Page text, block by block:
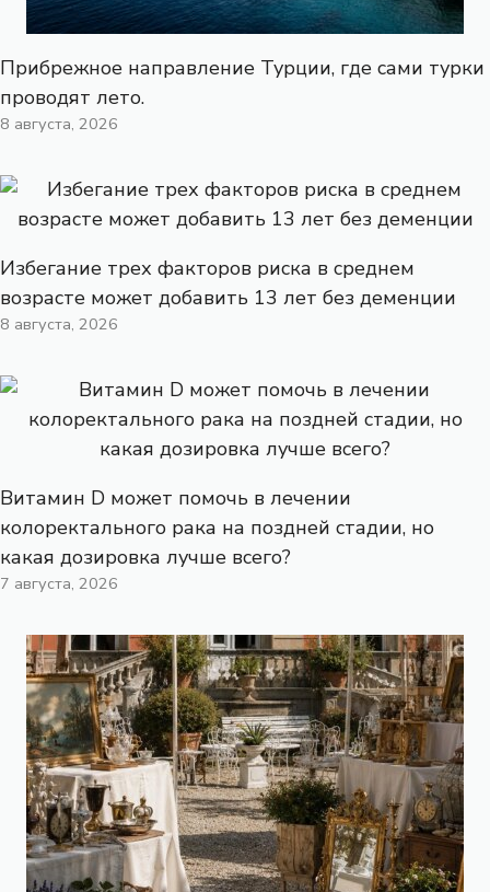
Прибрежное направление Турции, где сами турки
проводят лето.
8 августа, 2026
Избегание трех факторов риска в среднем
возрасте может добавить 13 лет без деменции
8 августа, 2026
Витамин D может помочь в лечении
колоректального рака на поздней стадии, но
какая дозировка лучше всего?
7 августа, 2026